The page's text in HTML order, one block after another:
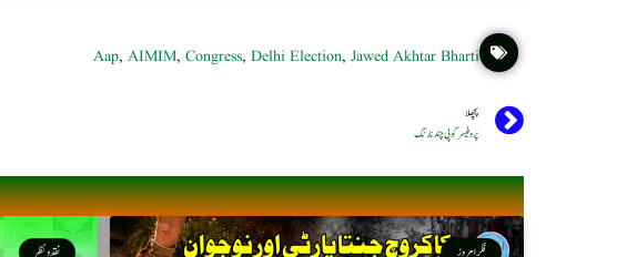
Aap, AIMIM, Congress, Delhi Election, Jawed Akhtar Bharti
پچھلا
پروفیسر گوپی چندنارنگ
فکر امروز نقد ونظر